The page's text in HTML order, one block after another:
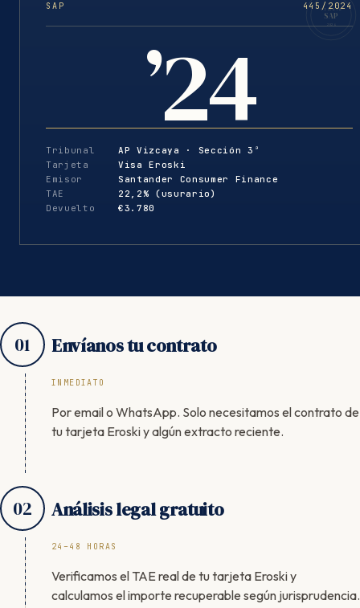
SAP 445/2024
’24
Tribunal
AP Vizcaya · Sección 3ª
Tarjeta
Visa Eroski
Emisor
Santander Consumer Finance
TAE
22,2% (usurario)
Devuelto
€3.780
VIZCAYA
SAP
01 Envíanos tu contrato
INMEDIATO
Por email o WhatsApp. Solo necesitamos el contrato de
tu tarjeta Eroski y algún extracto reciente.
02 Análisis legal gratuito
24–48 HORAS
Verificamos el TAE real de tu tarjeta Eroski y
calculamos el importe recuperable según jurisprudencia.